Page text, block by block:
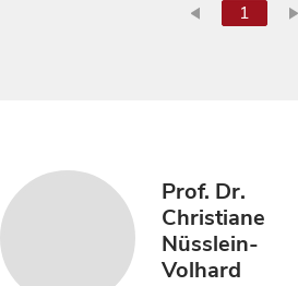
1
Prof. Dr.
Christiane
Nüsslein-
Volhard